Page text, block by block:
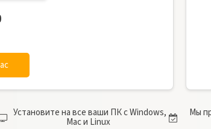
Установите на все ваши ПК с Windows,
Mac и Linux
Мы